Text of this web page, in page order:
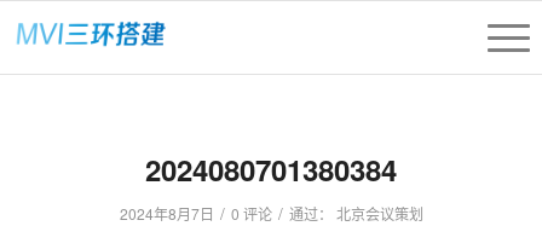
2024080701380384
2024年8月7日 / 0 评论 / 通过： 北京会议策划